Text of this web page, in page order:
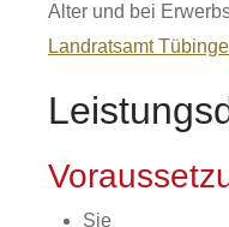
Alter und bei
Landratsamt
Sie